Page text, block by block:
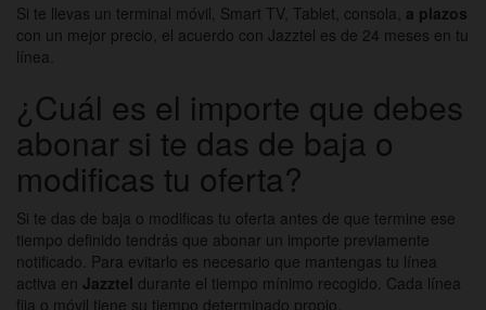
Si te llevas un terminal móvil, Smart TV, Tablet, consola, a plazos
con un mejor precio, el acuerdo con Jazztel es de 24 meses en tu
línea.
¿Cuál es el importe que debes
abonar si te das de baja o
modificas tu oferta?
Si te das de baja o modificas tu oferta antes de que termine ese
tiempo definido tendrás que abonar un importe previamente
notificado. Para evitarlo es necesario que mantengas tu línea
activa en Jazztel durante el tiempo mínimo recogido. Cada línea
fija o móvil tiene su tiempo determinado propio.